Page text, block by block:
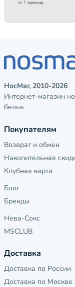
НосМаг, 2010-2026
Интернет-магазин
белья
Покупателям
Возврат и обмен
Накопительная
Клубная карта
Блог
Бренды
Нева-Сокс
MSCLUB
Доставка
Доставка по России
Доставка по Москве